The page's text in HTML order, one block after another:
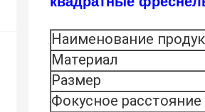
Наименование
Материал
Размер
Фокусное расстояние